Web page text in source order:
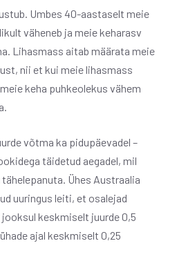
Umbes 40-aastaselt meie
väheneb ja meie keharasv
Lihasmass aitab määrata meie
nii et kui meie lihasmass
keha puhkeolekus vähem
võtma ka pidupäevadel –
täidetud aegadel, mil
Ühes Austraalia
uuringus leiti, et osalejad
keskmiselt juurde 0,5
ajal keskmiselt 0,25